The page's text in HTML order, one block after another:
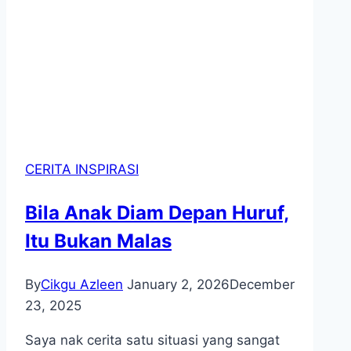
CERITA INSPIRASI
Bila Anak Diam Depan Huruf,
Itu Bukan Malas
ByCikgu Azleen January 2, 2026December
23, 2025
Saya nak cerita satu situasi yang sangat